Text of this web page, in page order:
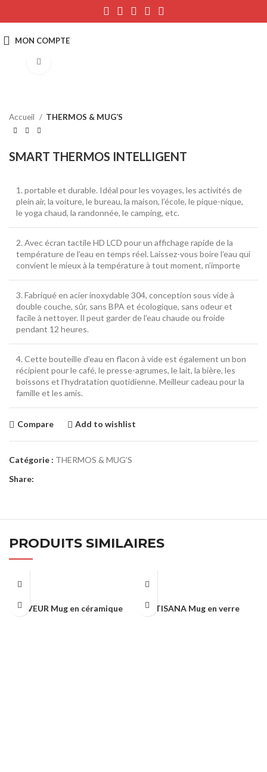
Accueil THERMOS & MUG’S
SMART THERMOS INTELLIGENT
1. portable et durable. Idéal pour les voyages, les activités de
plein air, la voiture, le bureau, la maison, l’école, le pique-nique,
le yoga chaud, la randonnée, le camping, etc.
2. Avec écran tactile HD LCD pour un affichage rapide de la
température de l’eau en temps réel. Laissez-vous boire l’eau qui
convient le mieux à la température à tout moment, n’importe
3. Fabriqué en acier inoxydable 304, conception sous vide à
double couche, sûr, sans BPA et écologique, sans odeur et
facile à nettoyer. Il peut garder de l’eau chaude ou froide
pendant 12 heures.
4. Cette bouteille d’eau en flacon à vide est également un bon
récipient pour le café, le presse-agrumes, le lait, la bière, les
boissons et l’hydratation quotidienne. Meilleur cadeau pour la
famille et les amis.
Compare Add to wishlist
Catégorie : THERMOS & MUG’S
Share:
PRODUITS SIMILAIRES
SAVEUR Mug en céramique TISANA Mug en verre